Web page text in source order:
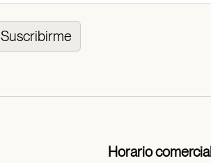
Suscribirme
Horario comercial